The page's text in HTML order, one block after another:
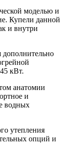
моделью и
Купели данной
и внутри
дополнительно
кВт.
анатомии
и
водных
утепления
опций и